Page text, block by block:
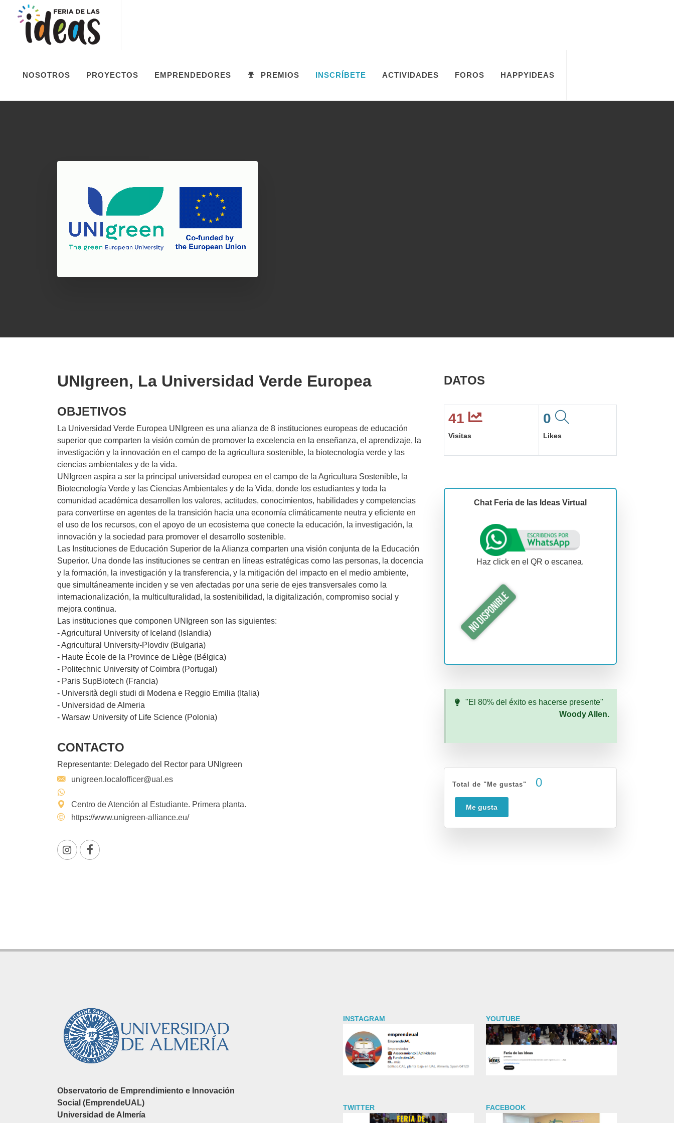
NOSOTROS PROYECTOS EMPRENDEDORES PREMIOS INSCRÍBETE ACTIVIDADES FOROS HAPPYIDEAS
UNIgreen, La Universidad Verde Europea
OBJETIVOS
La Universidad Verde Europea UNIgreen es una alianza de 8 instituciones europeas de educación
superior que comparten la visión común de promover la excelencia en la enseñanza, el aprendizaje, la
investigación y la innovación en el campo de la agricultura sostenible, la biotecnología verde y las
ciencias ambientales y de la vida.
UNIgreen aspira a ser la principal universidad europea en el campo de la Agricultura Sostenible, la
Biotecnología Verde y las Ciencias Ambientales y de la Vida, donde los estudiantes y toda la
comunidad académica desarrollen los valores, actitudes, conocimientos, habilidades y competencias
para convertirse en agentes de la transición hacia una economía climáticamente neutra y eficiente en
el uso de los recursos, con el apoyo de un ecosistema que conecte la educación, la investigación, la
innovación y la sociedad para promover el desarrollo sostenible.
Las Instituciones de Educación Superior de la Alianza comparten una visión conjunta de la Educación
Superior. Una donde las instituciones se centran en líneas estratégicas como las personas, la docencia
y la formación, la investigación y la transferencia, y la mitigación del impacto en el medio ambiente,
que simultáneamente inciden y se ven afectadas por una serie de ejes transversales como la
internacionalización, la multiculturalidad, la sostenibilidad, la digitalización, compromiso social y
mejora continua.
Las instituciones que componen UNIgreen son las siguientes:
- Agricultural University of Iceland (Islandia)
- Agricultural University-Plovdiv (Bulgaria)
- Haute École de la Province de Liège (Bélgica)
- Politechnic University of Coimbra (Portugal)
- Paris SupBiotech (Francia)
- Università degli studi di Modena e Reggio Emilia (Italia)
- Universidad de Almeria
- Warsaw University of Life Science (Polonia)
CONTACTO
Representante: Delegado del Rector para UNIgreen
unigreen.localofficer@ual.es
Centro de Atención al Estudiante. Primera planta.
https://www.unigreen-alliance.eu/
DATOS
41
Visitas
0
Likes
Chat Feria de las Ideas Virtual
Haz click en el QR o escanea.
"El 80% del éxito es hacerse presente"
Woody Allen.
Total de "Me gustas" 0
Me gusta
Observatorio de Emprendimiento e Innovación
Social (EmprendeUAL)
Universidad de Almería
INSTAGRAM
TWITTER
YOUTUBE
FACEBOOK